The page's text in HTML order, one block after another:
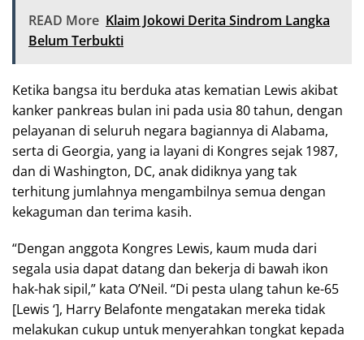
READ More Klaim Jokowi Derita Sindrom Langka
Belum Terbukti
Ketika bangsa itu berduka atas kematian Lewis akibat
kanker pankreas bulan ini pada usia 80 tahun, dengan
pelayanan di seluruh negara bagiannya di Alabama,
serta di Georgia, yang ia layani di Kongres sejak 1987,
dan di Washington, DC, anak didiknya yang tak
terhitung jumlahnya mengambilnya semua dengan
kekaguman dan terima kasih.
“Dengan anggota Kongres Lewis, kaum muda dari
segala usia dapat datang dan bekerja di bawah ikon
hak-hak sipil,” kata O’Neil. “Di pesta ulang tahun ke-65
[Lewis ‘], Harry Belafonte mengatakan mereka tidak
melakukan cukup untuk menyerahkan tongkat kepada